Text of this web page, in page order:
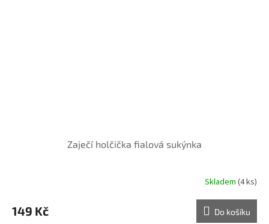
Zaječí holčička fialová sukýnka
Skladem (4 ks)
149 Kč Do košíku